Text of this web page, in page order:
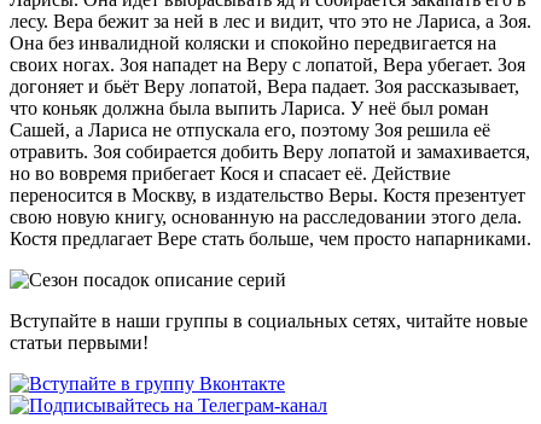
лесу. Вера бежит за ней в лес и видит, что это не Лариса, а Зоя.
Она без инвалидной коляски и спокойно передвигается на
своих ногах. Зоя нападет на Веру с лопатой, Вера убегает. Зоя
догоняет и бьёт Веру лопатой, Вера падает. Зоя рассказывает,
что коньяк должна была выпить Лариса. У неё был роман
Сашей, а Лариса не отпускала его, поэтому Зоя решила её
отравить. Зоя собирается добить Веру лопатой и замахивается,
но во вовремя прибегает Кося и спасает её. Действие
переносится в Москву, в издательство Веры. Костя презентует
свою новую книгу, основанную на расследовании этого дела.
Костя предлагает Вере стать больше, чем просто напарниками.
Вступайте в наши группы в социальных сетях, читайте новые
статьи первыми!